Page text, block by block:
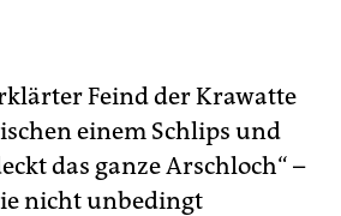
Feind der Krawatte
einem Schlips und
das ganze Arschloch“ –
nicht unbedingt